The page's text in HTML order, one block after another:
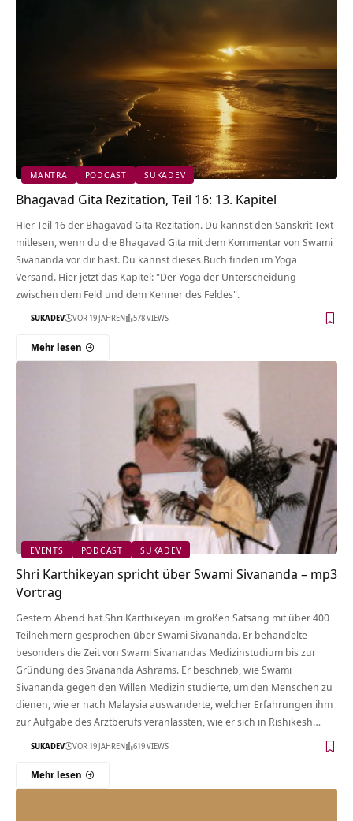
MANTRA PODCAST SUKADEV
Bhagavad Gita Rezitation, Teil 16: 13. Kapitel
Hier Teil 16 der Bhagavad Gita Rezitation. Du kannst den Sanskrit Text
mitlesen, wenn du die Bhagavad Gita mit dem Kommentar von Swami
Sivananda vor dir hast. Du kannst dieses Buch finden im Yoga
Versand. Hier jetzt das Kapitel: "Der Yoga der Unterscheidung
zwischen dem Feld und dem Kenner des Feldes".
SUKADEV VOR 19 JAHREN 578 VIEWS
Mehr lesen
EVENTS PODCAST SUKADEV
Shri Karthikeyan spricht über Swami Sivananda – mp3
Vortrag
Gestern Abend hat Shri Karthikeyan im großen Satsang mit über 400
Teilnehmern gesprochen über Swami Sivananda. Er behandelte
besonders die Zeit von Swami Sivanandas Medizinstudium bis zur
Gründung des Sivananda Ashrams. Er beschrieb, wie Swami
Sivananda gegen den Willen Medizin studierte, um den Menschen zu
dienen, wie er nach Malaysia auswanderte, welcher Erfahrungen ihm
zur Aufgabe des Arztberufs veranlassten, wie er sich in Rishikesh…
SUKADEV VOR 19 JAHREN 619 VIEWS
Mehr lesen